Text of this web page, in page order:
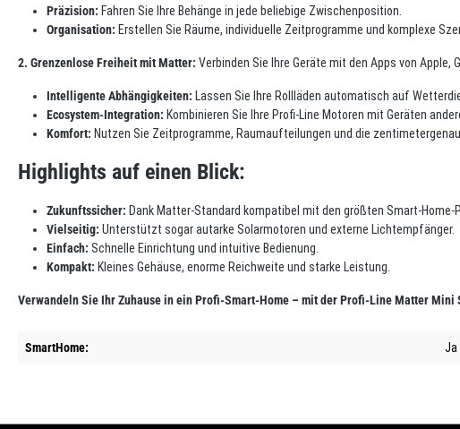
Präzision: Fahren Sie Ihre Behänge in jede beliebige Zwischenposition.
Organisation: Erstellen Sie Räume, individuelle Zeitprogramme und komplexe
2. Grenzenlose Freiheit mit Matter: Verbinden Sie Ihre Geräte mit den Apps von
Intelligente Abhängigkeiten: Lassen Sie Ihre Rollläden automatisch auf
Ecosystem-Integration: Kombinieren Sie Ihre Profi-Line Motoren mit Geräten
Komfort: Nutzen Sie Zeitprogramme, Raumaufteilungen und die
Highlights auf einen Blick:
Zukunftssicher: Dank Matter-Standard kompatibel mit den größten Smart-Home-
Vielseitig: Unterstützt sogar autarke Solarmotoren und externe Lichtempfänger.
Einfach: Schnelle Einrichtung und intuitive Bedienung.
Kompakt: Kleines Gehäuse, enorme Reichweite und starke Leistung.
Verwandeln Sie Ihr Zuhause in ein Profi-Smart-Home – mit der Profi-Line Matter Mini
SmartHome: Ja